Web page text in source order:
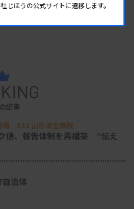
記事
場 #32 山形済生病院
値、報告体制を再構築 “伝え
治体
ほうの公式サイトに遷移します。